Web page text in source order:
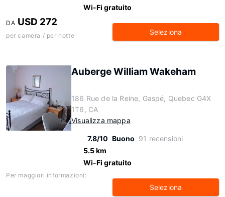
Wi-Fi gratuito
DA USD 272
per camera / per notte Seleziona
Auberge William Wakeham
186 Rue de la Reine, Gaspé, Quebec G4X
1T6, CA
Visualizza mappa
7.8/10 Buono 91 recensioni
5.5 km
Wi-Fi gratuito
Per maggiori informazioni:
Seleziona